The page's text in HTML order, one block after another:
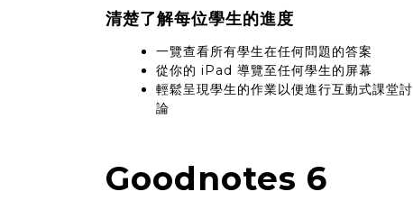
清楚了解每位學生的進度
一覽查看所有學生在任何問題的答案
從你的 iPad 導覽至任何學生的屏幕
輕鬆呈現學生的作業以便進行互動式課堂討
論
Goodnotes 6